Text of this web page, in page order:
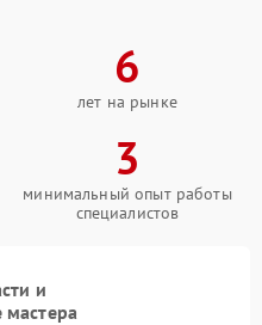
6
лет на рынке
3
минимальный опыт работы
специалистов
и